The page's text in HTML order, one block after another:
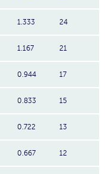
1.333 24
1.167 21
0.944 17
0.833 15
0.722 13
0.667 12